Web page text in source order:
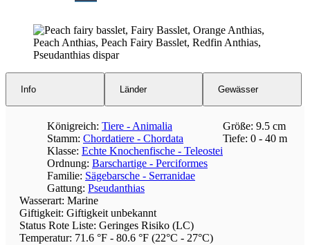
Info Länder Gewässer
Königreich: Tiere - Animalia
Stamm: Chordatiere - Chordata
Klasse: Echte Knochenfische - Teleostei
Ordnung: Barschartige - Perciformes
Familie: Sägebarsche - Serranidae
Gattung: Pseudanthias
Größe: 9.5 cm
Tiefe: 0 - 40 m
Wasserart: Marine
Giftigkeit: Giftigkeit unbekannt
Status Rote Liste: Geringes Risiko (LC)
Temperatur: 71.6 °F - 80.6 °F (22°C - 27°C)